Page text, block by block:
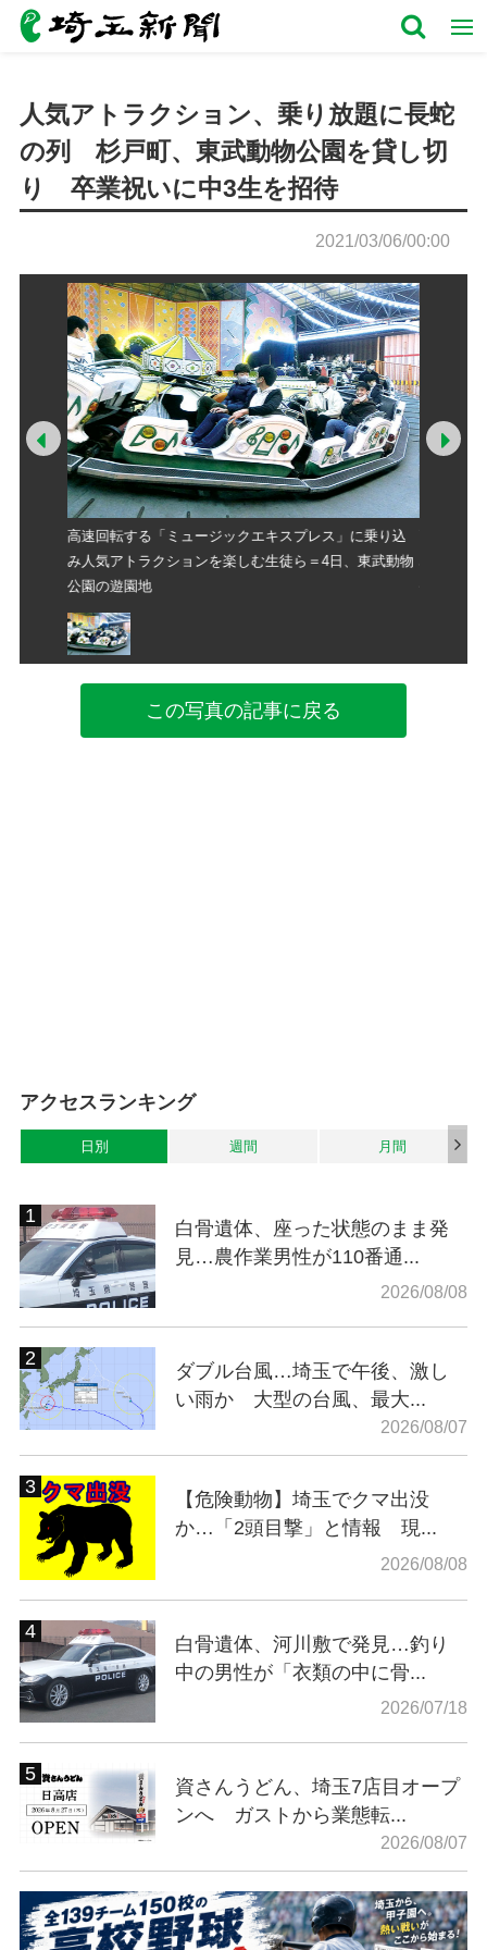
人気アトラクション、乗り放題に長蛇
の列 杉戸町、東武動物公園を貸し切
り 卒業祝いに中3生を招待
2021/03/06/00:00
高速回転する「ミュージックエキスプレス」に乗り込
み人気アトラクションを楽しむ生徒ら＝4日、東武動物
公園の遊園地
Prev
この写真の記事に戻る
アクセスランキング
日別 週間 月間
白骨遺体、座った状態のまま発
見…農作業男性が110番通...
2026/08/08
ダブル台風…埼玉で午後、激し
い雨か 大型の台風、最大...
2026/08/07
【危険動物】埼玉でクマ出没
か…「2頭目撃」と情報 現...
2026/08/08
白骨遺体、河川敷で発見…釣り
中の男性が「衣類の中に骨...
2026/07/18
資さんうどん、埼玉7店目オープ
ンへ ガストから業態転...
2026/08/07